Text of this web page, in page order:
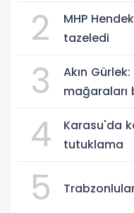
2
MHP
tazeledi
3
Akın
4
Karasu'da
tutuklama
5